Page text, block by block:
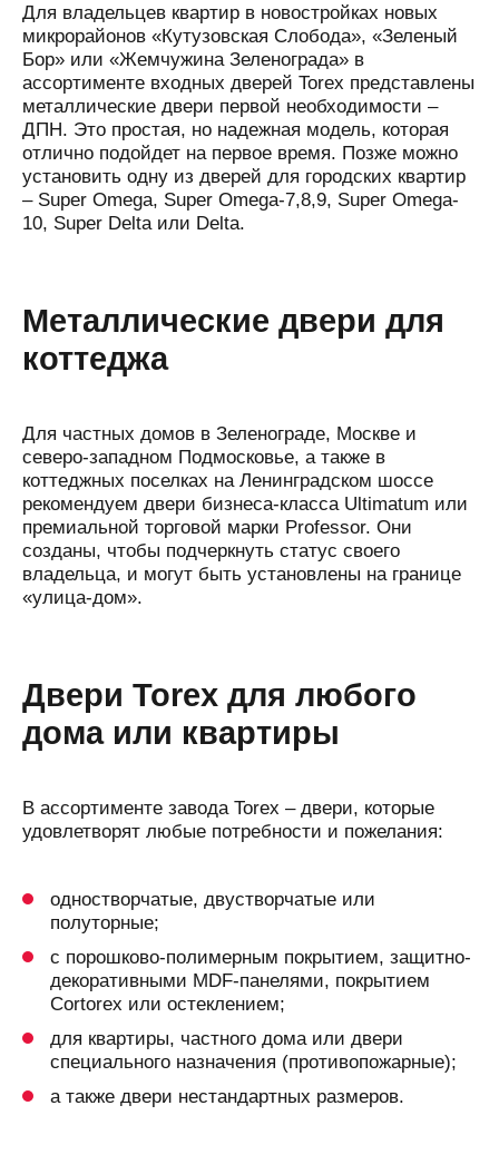
Для владельцев квартир в новостройках новых
микрорайонов «Кутузовская Слобода», «Зеленый
Бор» или «Жемчужина Зеленограда» в
ассортименте входных дверей Torex представлены
металлические двери первой необходимости –
ДПН. Это простая, но надежная модель, которая
отлично подойдет на первое время. Позже можно
установить одну из дверей для городских квартир
– Super Omega, Super Omega-7,8,9, Super Omega-
10, Super Delta или Delta.
Металлические двери для
коттеджа
Для частных домов в Зеленограде, Москве и
северо-западном Подмосковье, а также в
коттеджных поселках на Ленинградском шоссе
рекомендуем двери бизнеса-класса Ultimatum или
премиальной торговой марки Professor. Они
созданы, чтобы подчеркнуть статус своего
владельца, и могут быть установлены на границе
«улица-дом».
Двери Torex для любого
дома или квартиры
В ассортименте завода Torex – двери, которые
удовлетворят любые потребности и пожелания:
одностворчатые, двустворчатые или
полуторные;
с порошково-полимерным покрытием, защитно-
декоративными MDF-панелями, покрытием
Cortorex или остеклением;
для квартиры, частного дома или двери
специального назначения (противопожарные);
а также двери нестандартных размеров.